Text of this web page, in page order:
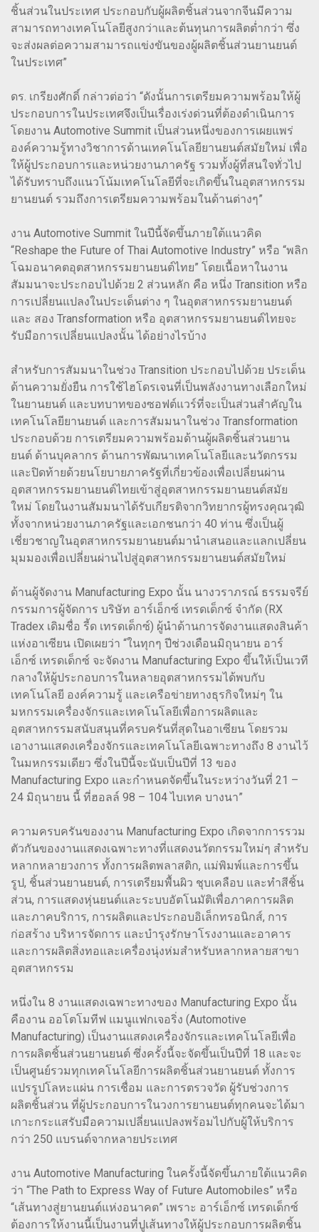
ชิ้นส่วนในประเทศ ประกอบกับผู้ผลิตชิ้นส่วนจากจีนมีความ
สามารถทางเทคโนโลยีสูงกว่าและต้นทุนการผลิตต่ำกว่า ซึ่ง
จะส่งผลต่อความสามารถแข่งขันของผู้ผลิตชิ้นส่วนยานยนต์
ในประเทศ”
ดร. เกรียงศักดิ์ กล่าวต่อว่า “ดังนั้นการเตรียมความพร้อมให้ผู้
ประกอบการในประเทศจึงเป็นเรื่องเร่งด่วนที่ต้องดำเนินการ
โดยงาน Automotive Summit เป็นส่วนหนึ่งของการเผยแพร่
องค์ความรู้ทางวิชาการด้านเทคโนโลยียานยนต์สมัยใหม่ เพื่อ
ให้ผู้ประกอบการและหน่วยงานภาครัฐ รวมทั้งผู้ที่สนใจทั่วไป
ได้รับทราบถึงแนวโน้มเทคโนโลยีที่จะเกิดขึ้นในอุตสาหกรรม
ยานยนต์ รวมถึงการเตรียมความพร้อมในด้านต่างๆ”
งาน Automotive Summit ในปีนี้จัดขึ้นภายใต้แนวคิด
“Reshape the Future of Thai Automotive Industry” หรือ “พลิก
โฉมอนาคตอุตสาหกรรมยานยนต์ไทย” โดยเนื้อหาในงาน
สัมมนาจะประกอบไปด้วย 2 ส่วนหลัก คือ หนึ่ง Transition หรือ
การเปลี่ยนแปลงในประเด็นต่าง ๆ ในอุตสาหกรรมยานยนต์
และ สอง Transformation หรือ อุตสาหกรรมยานยนต์ไทยจะ
รับมือการเปลี่ยนแปลงนั้น ได้อย่างไรบ้าง
สำหรับการสัมมนาในช่วง Transition ประกอบไปด้วย ประเด็น
ด้านความยั่งยืน การใช้ไฮโดรเจนที่เป็นพลังงานทางเลือกใหม่
ในยานยนต์ และบทบาทของซอฟต์แวร์ที่จะเป็นส่วนสำคัญใน
เทคโนโลยียานยนต์ และการสัมมนาในช่วง Transformation
ประกอบด้วย การเตรียมความพร้อมด้านผู้ผลิตชิ้นส่วนยาน
ยนต์ ด้านบุคลากร ด้านการพัฒนาเทคโนโลยีและนวัตกรรม
และปิดท้ายด้วยนโยบายภาครัฐที่เกี่ยวข้องเพื่อเปลี่ยนผ่าน
อุตสาหกรรมยานยนต์ไทยเข้าสู่อุตสาหกรรมยานยนต์สมัย
ใหม่ โดยในงานสัมมนาได้รับเกียรติจากวิทยากรผู้ทรงคุณวุฒิ
ทั้งจากหน่วยงานภาครัฐและเอกชนกว่า 40 ท่าน ซึ่งเป็นผู้
เชี่ยวชาญในอุตสาหกรรมยานยนต์มานำเสนอและแลกเปลี่ยน
มุมมองเพื่อเปลี่ยนผ่านไปสู่อุตสาหกรรมยานยนต์สมัยใหม่
ด้านผู้จัดงาน Manufacturing Expo นั้น นางวราภรณ์ ธรรมจรีย์
กรรมการผู้จัดการ บริษัท อาร์เอ็กซ์ เทรดเด็กซ์ จำกัด (RX
Tradex เดิมชื่อ รี้ด เทรดเด็กซ์) ผู้นำด้านการจัดงานแสดงสินค้า
แห่งอาเซียน เปิดเผยว่า “ในทุกๆ ปีช่วงเดือนมิถุนายน อาร์
เอ็กซ์ เทรดเด็กซ์ จะจัดงาน Manufacturing Expo ขึ้นให้เป็นเวที
กลางให้ผู้ประกอบการในหลายอุตสาหกรรมได้พบกับ
เทคโนโลยี องค์ความรู้ และเครือข่ายทางธุรกิจใหม่ๆ ใน
มหกรรมเครื่องจักรและเทคโนโลยีเพื่อการผลิตและ
อุตสาหกรรมสนับสนุนที่ครบครันที่สุดในอาเซียน โดยรวม
เอางานแสดงเครื่องจักรและเทคโนโลยีเฉพาะทางถึง 8 งานไว้
ในมหกรรมเดียว ซึ่งในปีนี้จะนับเป็นปีที่ 13 ของ
Manufacturing Expo และกำหนดจัดขึ้นในระหว่างวันที่ 21 –
24 มิถุนายน นี้ ที่ฮอลล์ 98 – 104 ไบเทค บางนา”
ความครบครันของงาน Manufacturing Expo เกิดจากการรวม
ตัวกันของงานแสดงเฉพาะทางที่แสดงนวัตกรรมใหม่ๆ สำหรับ
หลากหลายวงการ ทั้งการผลิตพลาสติก, แม่พิมพ์และการขึ้น
รูป, ชิ้นส่วนยานยนต์, การเตรียมพื้นผิว ชุบเคลือบ และทำสีชิ้น
ส่วน, การแสดงหุ่นยนต์และระบบอัตโนมัติเพื่อภาคการผลิต
และภาคบริการ, การผลิตและประกอบอิเล็กทรอนิกส์, การ
ก่อสร้าง บริหารจัดการ และบำรุงรักษาโรงงานและอาคาร
และการผลิตสิ่งทอและเครื่องนุ่งห่มสำหรับหลากหลายสาขา
อุตสาหกรรม
หนึ่งใน 8 งานแสดงเฉพาะทางของ Manufacturing Expo นั้น
คืองาน ออโตโมทีฟ แมนูแฟกเจอริ่ง (Automotive
Manufacturing) เป็นงานแสดงเครื่องจักรและเทคโนโลยีเพื่อ
การผลิตชิ้นส่วนยานยนต์ ซึ่งครั้งนี้จะจัดขึ้นเป็นปีที่ 18 และจะ
เป็นศูนย์รวมทุกเทคโนโลยีการผลิตชิ้นส่วนยานยนต์ ทั้งการ
แปรรูปโลหะแผ่น การเชื่อม และการตรวจวัด ผู้รับช่วงการ
ผลิตชิ้นส่วน ที่ผู้ประกอบการในวงการยานยนต์ทุกคนจะได้มา
เกาะกระแสรับมือความเปลี่ยนแปลงพร้อมไปกับผู้ให้บริการ
กว่า 250 แบรนด์จากหลายประเทศ
งาน Automotive Manufacturing ในครั้งนี้จัดขึ้นภายใต้แนวคิด
ว่า “The Path to Express Way of Future Automobiles” หรือ
“เส้นทางสู่ยานยนต์แห่งอนาคต” เพราะ อาร์เอ็กซ์ เทรดเด็กซ์
ต้องการให้งานนี้เป็นงานที่ปูเส้นทางให้ผู้ประกอบการผลิตชิ้น